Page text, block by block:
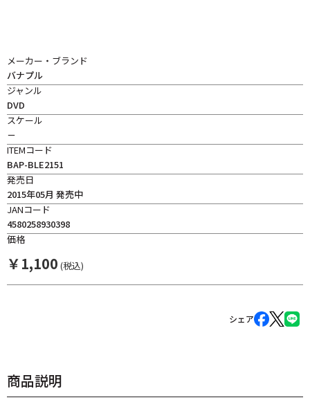
メーカー・ブランド
バナプル
ジャンル
DVD
スケール
－
ITEMコード
BAP-BLE2151
発売日
2015年05月 発売中
JANコード
4580258930398
価格
￥1,100 (税込)
シェア
商品説明